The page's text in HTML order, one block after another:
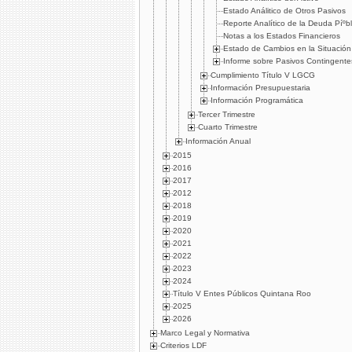
Estado Análitico de Otros Pasivos
Reporte Analí­tico de la Deuda
Notas a los Estados Financieros
Estado de Cambios en la
Informe sobre Pasivos
Cumplimiento Tí­tulo V LGCG
Información Presupuestaria
Información Programática
Tercer Trimestre
Cuarto Trimestre
Información Anual
2015
2016
2017
2012
2018
2019
2020
2021
2022
2023
2024
Título V Entes Públicos Quintana Roo
2025
2026
Marco Legal y Normativa
Criterios LDF